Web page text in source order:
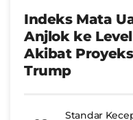
Indeks Mata
Anjlok ke
Akibat
Trump
Standar